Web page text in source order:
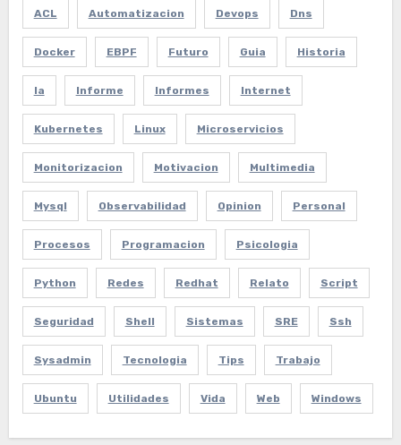
ACL Automatizacion Devops Dns
Docker EBPF Futuro Guia Historia
Ia Informe Informes Internet
Kubernetes Linux Microservicios
Monitorizacion Motivacion Multimedia
Mysql Observabilidad Opinion Personal
Procesos Programacion Psicologia
Python Redes Redhat Relato Script
Seguridad Shell Sistemas SRE Ssh
Sysadmin Tecnologia Tips Trabajo
Ubuntu Utilidades Vida Web Windows